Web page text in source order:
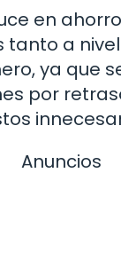
en
tanto a
ya que
por
Anuncios